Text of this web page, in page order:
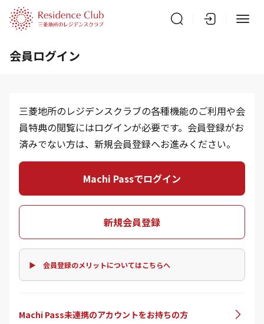
会員ログイン
三菱地所のレジデンスクラブの各種機能のご利用や会
員特典の閲覧にはログインが必要です。会員登録がお
済みでない方は、新規会員登録へお進みください。
Machi Passでログイン
新規会員登録
▶ 会員登録のメリットについてはこちらへ
Machi Pass未連携のアカウントをお持ちの方